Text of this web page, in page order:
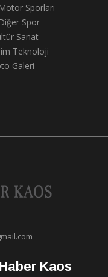
Sporları
Spor
Sanat
Teknoloji
Galeri
Kaos